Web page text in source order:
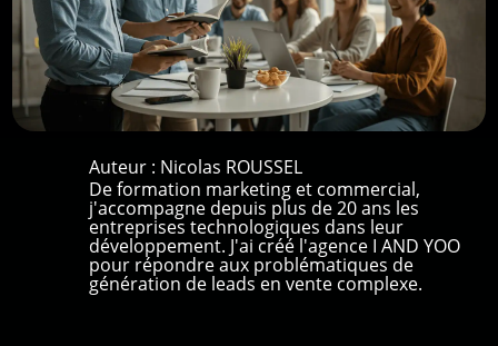
Auteur : Nicolas ROUSSEL
De formation marketing et commercial,
j'accompagne depuis plus de 20 ans les
entreprises technologiques dans leur
développement. J'ai créé l'agence I AND YOO
pour répondre aux problématiques de
génération de leads en vente complexe.